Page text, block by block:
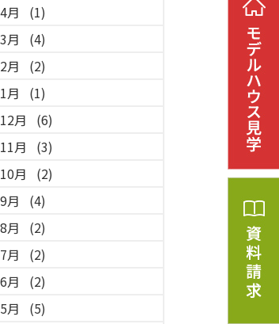
月
(1)
月
(4)
月
(2)
月
(1)
月
(6)
月
(3)
月
(2)
月
(4)
月
(2)
月
(2)
月
(2)
月
(5)